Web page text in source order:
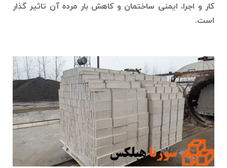
کار و اجرا، ایمنی ساختمان و کاهش بار مرده آن تاثیر گذار
است.